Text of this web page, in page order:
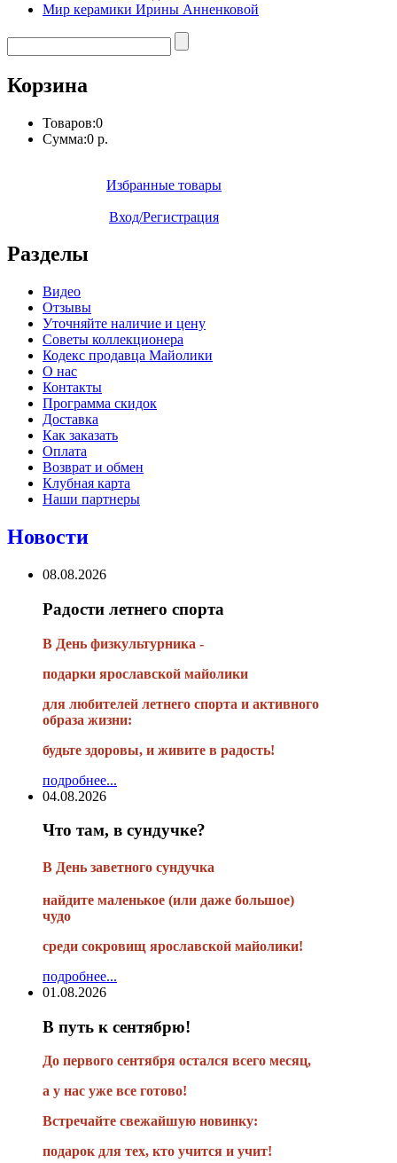
Мир керамики Ирины Анненковой
Корзина
Товаров:0
Сумма:0 р.
Избранные товары
Вход/Регистрация
Разделы
Видео
Отзывы
Уточняйте наличие и цену
Советы коллекционера
Кодекс продавца Майолики
О нас
Контакты
Программа скидок
Доставка
Как заказать
Оплата
Возврат и обмен
Клубная карта
Наши партнеры
Новости
08.08.2026
Радости летнего спорта
В День физкультурника -
подарки ярославской майолики
для любителей летнего спорта и активного
образа жизни:
будьте здоровы, и живите в радость!
подробнее...
04.08.2026
Что там, в сундучке?
В День заветного сундучка
найдите маленькое (или даже большое)
чудо
среди сокровищ ярославской майолики!
подробнее...
01.08.2026
В путь к сентябрю!
До первого сентября остался всего месяц,
а у нас уже все готово!
Встречайте свежайшую новинку:
подарок для тех, кто учится и учит!